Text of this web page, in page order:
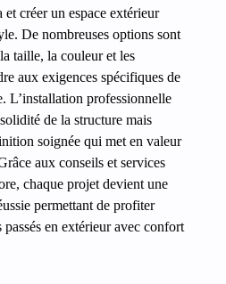
créer un espace extérieur
De nombreuses options sont
taille, la couleur et les
aux exigences spécifiques de
L’installation professionnelle
de la structure mais
soignée qui met en valeur
aux conseils et services
chaque projet devient une
permettant de profiter
en extérieur avec confort